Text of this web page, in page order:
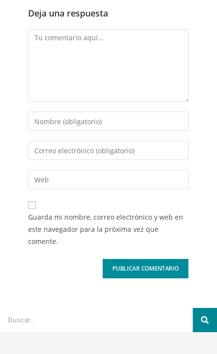
Deja una respuesta
Guarda mi nombre, correo electrónico y web en
este navegador para la próxima vez que
comente.